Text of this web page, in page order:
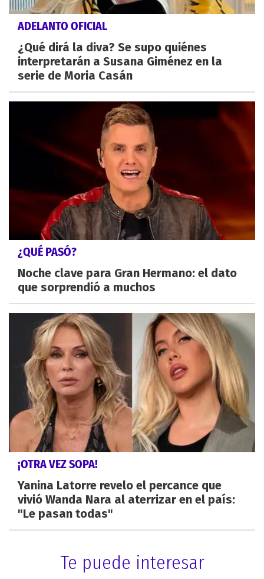
ADELANTO OFICIAL
¿Qué dirá la diva? Se supo quiénes
interpretarán a Susana Giménez en la
serie de Moria Casán
¿QUÉ PASÓ?
Noche clave para Gran Hermano: el dato
que sorprendió a muchos
¡OTRA VEZ SOPA!
Yanina Latorre revelo el percance que
vivió Wanda Nara al aterrizar en el país:
"Le pasan todas"
Te puede interesar